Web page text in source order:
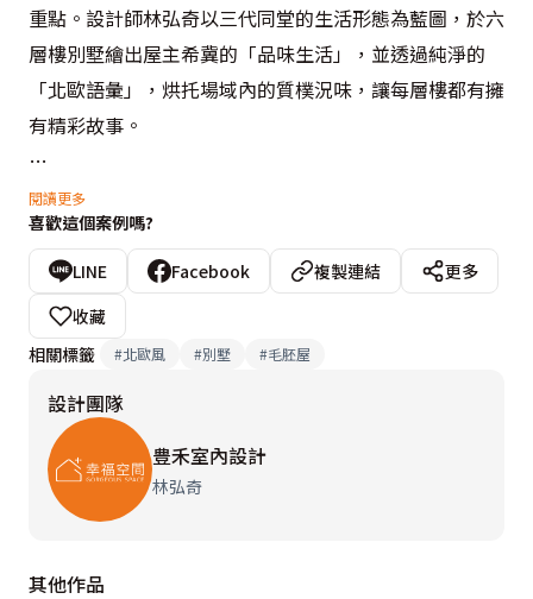
重點。設計師林弘奇以三代同堂的生活形態為藍圖，於六
層樓別墅繪出屋主希冀的「品味生活」，並透過純淨的
「北歐語彙」，烘托場域內的質樸況味，讓每層樓都有擁
有精彩故事。
從一樓車庫拾階而上，豊禾設計將二樓規劃為圍聚場域，
開放的客、餐廳日光盈滿、動線順暢外，也交織起家人間
情感。三至五樓則設置臥眠空間，如溫婉雅致的主臥房，
其乾淨色系揉合自然光線，加上木皮自身的紋理與色澤，
在視覺效果完全舒展開來，推演悠閒且舒適的生活形態。
閱讀更多
喜歡這個案例嗎?
LINE Facebook 複製連結
更多
收藏
相關標籤
#北歐風 #別墅 #毛胚屋
設計團隊
豊禾室內設計
林弘奇
其他作品